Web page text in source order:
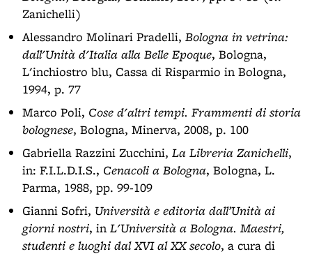
Zanichelli)
Alessandro Molinari Pradelli, Bologna in vetrina:
dall'Unità d'Italia alla Belle Epoque, Bologna,
L'inchiostro blu, Cassa di Risparmio in Bologna,
1994, p. 77
Marco Poli, Cose d'altri tempi. Frammenti di storia
bolognese, Bologna, Minerva, 2008, p. 100
Gabriella Razzini Zucchini, La Libreria Zanichelli,
in: F.I.L.D.I.S., Cenacoli a Bologna, Bologna, L.
Parma, 1988, pp. 99-109
Gianni Sofri, Università e editoria dall’Unità ai
giorni nostri, in L'Università a Bologna. Maestri,
studenti e luoghi dal XVI al XX secolo, a cura di